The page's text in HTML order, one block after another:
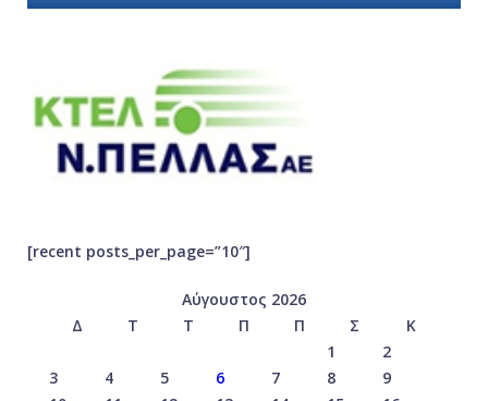
[recent posts_per_page=”10″]
Αύγουστος 2026
Δ
Τ Τ Π Π Σ
Κ
1
2
3
4 5 6 7 8
9